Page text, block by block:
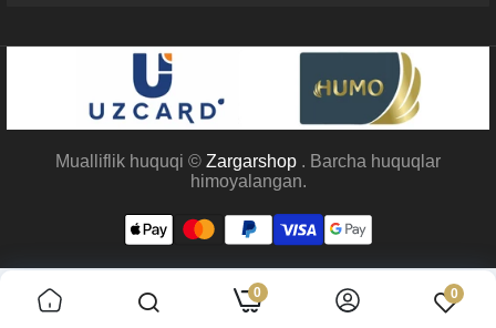
Mualliflik huquqi © Zargarshop . Barcha huquqlar
himoyalangan.
0 0